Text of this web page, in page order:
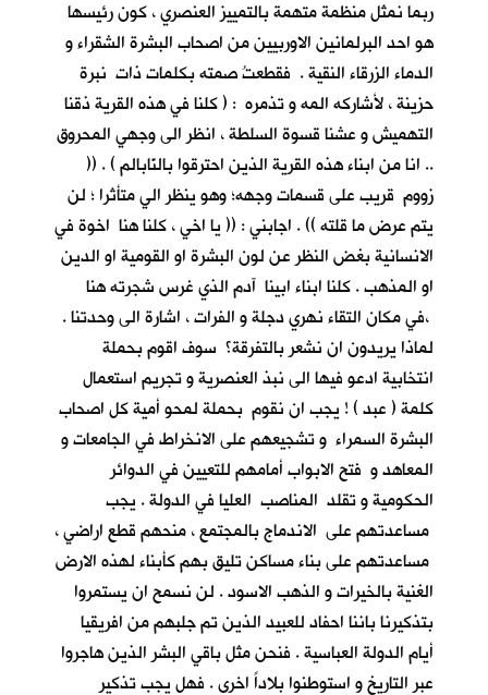
ربما نمثل منظمة متهمة بالتمييز العنصري ، كون رئيسها
هو احد البرلمانين الاوربيين من اصحاب البشرة الشقراء و
الدماء الزرقاء النقية . فقطعتُ صمته بكلمات ذات نبرة
حزينة ، لأشاركه المه و تذمره : ( كلنا في هذه القرية ذقنا
التهميش و عشنا قسوة السلطة ، انظر الى وجهي المحروق
.. انا من ابناء هذه القرية الذين احترقوا بالنّابالم ) . ((
زووم قريب على قسمات وجهه؛ وهو ينظر الي متأثرا ؛ لن
يتم عرض ما قلته )) . اجابني : (( يا اخي ، كلنا هنا اخوة في
الانسانية بغض النظر عن لون البشرة او القومية او الدين
او المذهب . كلنا ابناء ابينا آدم الذي غرس شجرته هنا
،في مكان التقاء نهري دجلة و الفرات ، اشارة الى وحدتنا .
لماذا يريدون ان نشعر بالتفرقة؟ سوف اقوم بحملة
انتخابية ادعو فيها الى نبذ العنصرية و تجريم استعمال
كلمة ( عبد ) ! يجب ان نقوم بحملة لمحو أمية كل اصحاب
البشرة السمراء و تشجيعهم على الانخراط في الجامعات و
المعاهد و فتح الابواب أمامهم للتعيين في الدوائر
الحكومية و تقلد المناصب العليا في الدولة . يجب
مساعدتهم على الاندماج بالمجتمع ، منحهم قطع اراضي ،
مساعدتهم على بناء مساكن تليق بهم كأبناء لهذه الارض
الغنية بالخيرات و الذهب الاسود . لن نسمح ان يستمروا
بتذكيرنا باننا احفاد للعبيد الذين تم جلبهم من افريقيا
أيام الدولة العباسية . فنحن مثل باقي البشر الذين هاجروا
عبر التاريخ و استوطنوا بلاداً اخرى . فهل يجب تذكير